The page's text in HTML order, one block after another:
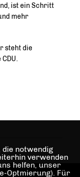
ist ein Schritt
mehr
steht die
die notwendig
verwenden
helfen, unser
Optmierung). Für